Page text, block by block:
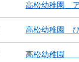
高松幼稚園
高松幼稚園
高松幼稚園